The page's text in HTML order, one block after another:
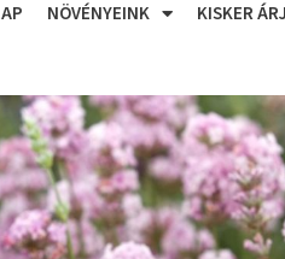
NÖVÉNYEINK KISKER